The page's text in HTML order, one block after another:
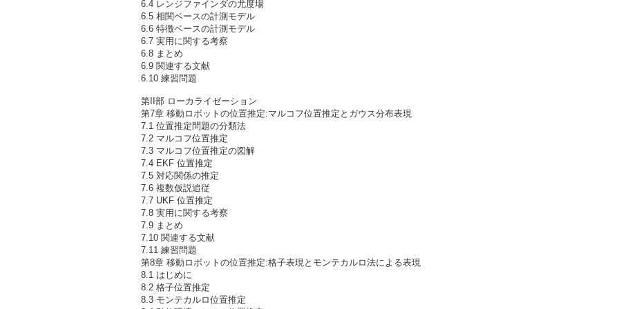
6.4 レンジファインダの尤度場
6.5 相関ベースの計測モデル
6.6 特徴ベースの計測モデル
6.7 実用に関する考察
6.8 まとめ
6.9 関連する文献
6.10 練習問題
第II部 ローカライゼーション
第7章 移動ロボットの位置推定:マルコフ位置推定とガウス分布表現
7.1 位置推定問題の分類法
7.2 マルコフ位置推定
7.3 マルコフ位置推定の図解
7.4 EKF 位置推定
7.5 対応関係の推定
7.6 複数仮説追従
7.7 UKF 位置推定
7.8 実用に関する考察
7.9 まとめ
7.10 関連する文献
7.11 練習問題
第8章 移動ロボットの位置推定:格子表現とモンテカルロ法による表現
8.1 はじめに
8.2 格子位置推定
8.3 モンテカルロ位置推定